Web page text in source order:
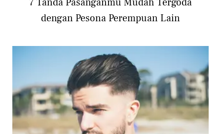
dengan Pesona Perempuan Lain